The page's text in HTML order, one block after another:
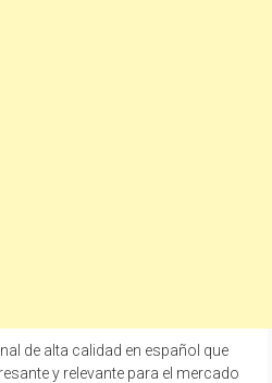
de alta calidad en español que
y relevante para el mercado